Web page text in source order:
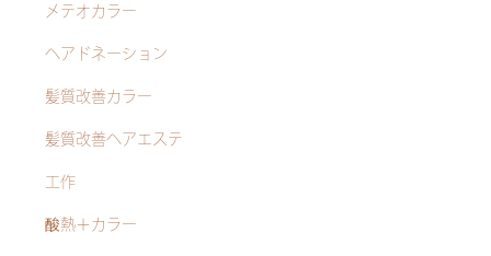
メテオカラー
ヘアドネーション
髪質改善カラー
髪質改善ヘアエステ
工作
酸熱＋カラー